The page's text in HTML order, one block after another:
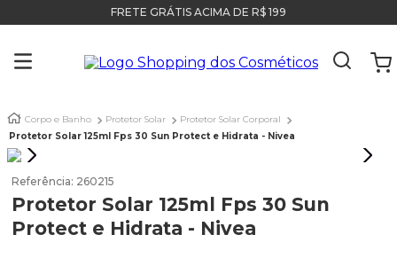
FRETE GRÁTIS ACIMA DE R$ 199
Corpo e Banho Protetor Solar
Protetor Solar Corporal
Protetor Solar 125ml Fps 30 Sun Protect e Hidrata - Nivea
Referência: 260215
Protetor Solar 125ml Fps 30 Sun
Protect e Hidrata - Nivea